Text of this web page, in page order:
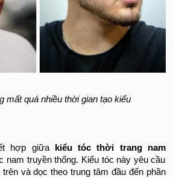
mất quá nhiều thời gian tạo kiểu
hợp giữa
kiểu tóc thời trang nam
nam truyền thống. Kiểu tóc này yêu cầu
và dọc theo trung tâm đầu đến phần